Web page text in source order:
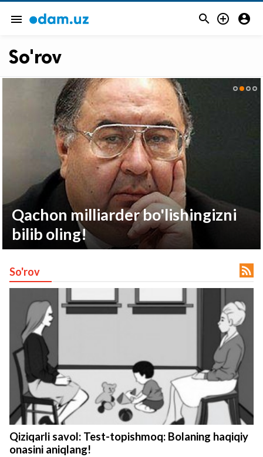
menu   
защищены.
So'rov
sizga
Qachon milliarder bo'lishingizni
bilib oling!
So'rov 
Qiziqarli savol: Test-topishmoq: Bolaning haqiqiy
onasini aniqlang!